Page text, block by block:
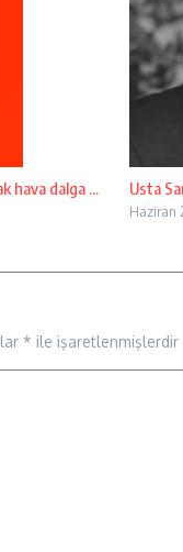
hava dalga ... Usta
Haziran
* ile işaretlenmişlerdir